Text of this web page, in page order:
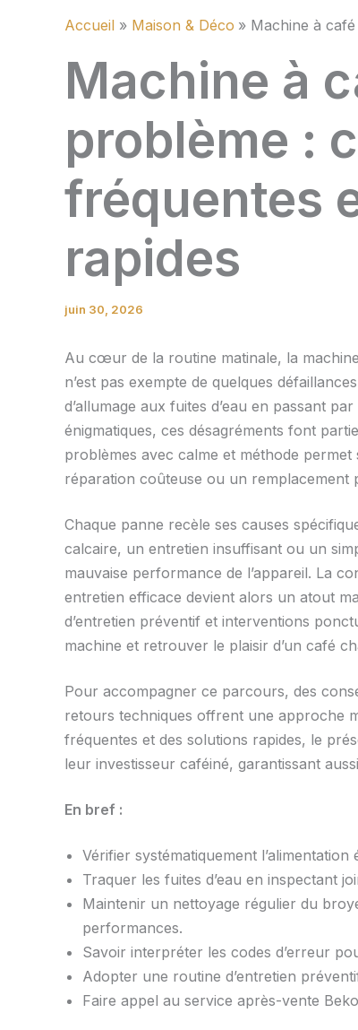
Accueil Maison & Déco Machine à
Machine à
problème :
fréquentes
rapides
juin 30, 2026
Au cœur de la routine matinale, la
n’est pas exempte de quelques
d’allumage aux fuites d’eau en passant
énigmatiques, ces désagréments font
problèmes avec calme et méthode
réparation coûteuse ou un remplacement
Chaque panne recèle ses causes
calcaire, un entretien insuffisant ou un
mauvaise performance de l’appareil. La
entretien efficace devient alors un atout
d’entretien préventif et interventions
machine et retrouver le plaisir d’un café
Pour accompagner ce parcours, des
retours techniques offrent une approche
fréquentes et des solutions rapides, le
leur investisseur caféiné, garantissant
En bref :
Vérifier systématiquement
Traquer les fuites d’eau en inspectant
Maintenir un nettoyage régulier du
performances.
Savoir interpréter les codes d’erreur
Adopter une routine d’entretien
Faire appel au service après-vente